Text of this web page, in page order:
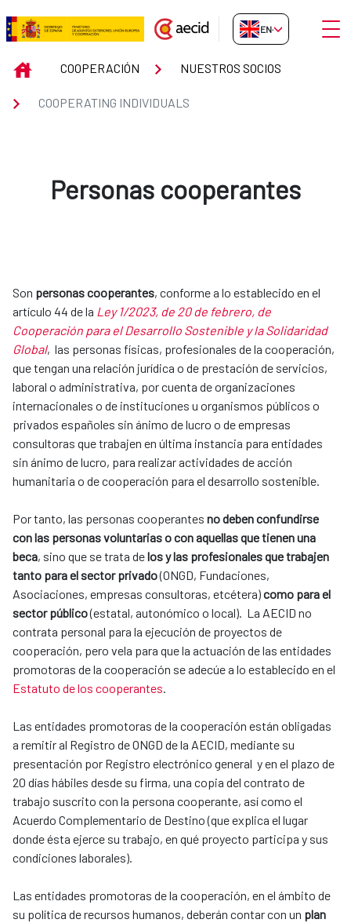
Skip to Main Content
COOPERATING INDIVIDUALS
EN-GB
INICIOCOOPERACIÓN NUESTROS SOCIOS
COOPERATING INDIVIDUALS
Personas cooperantes
Son personas cooperantes, conforme a lo establecido en el
artículo 44 de la Ley 1/2023, de 20 de febrero, de
Cooperación para el Desarrollo Sostenible y la Solidaridad
Global, las personas físicas, profesionales de la cooperación,
que tengan una relación jurídica o de prestación de servicios,
laboral o administrativa, por cuenta de organizaciones
internacionales o de instituciones u organismos públicos o
privados españoles sin ánimo de lucro o de empresas
consultoras que trabajen en última instancia para entidades
sin ánimo de lucro, para realizar actividades de acción
humanitaria o de cooperación para el desarrollo sostenible.
Por tanto, las personas cooperantes no deben confundirse
con las personas voluntarias o con aquellas que tienen una
beca, sino que se trata delos y las profesionales que trabajen
tanto para el sector privado(ONGD, Fundaciones,
Asociaciones, empresas consultoras, etcétera)como para el
sector público(estatal, autonómico o local). La AECID no
contrata personal para la ejecución de proyectos de
cooperación, pero vela para que la actuación de las entidades
promotoras de la cooperación se adecúe a lo establecido en el
Estatuto de los cooperantes.
Las entidades promotoras de la cooperación están obligadas
a remitir al Registro de ONGD de la AECID, mediante su
presentación por Registro electrónico general y en el plazo de
20 días hábiles desde su firma, una copia del contrato de
trabajo suscrito con la persona cooperante, así como el
Acuerdo Complementario de Destino (que explica el lugar
donde ésta ejerce su trabajo, en qué proyecto participa y sus
condiciones laborales).
Las entidades promotoras de la cooperación, en el ámbito de
su política de recursos humanos, deberán contar con un plan